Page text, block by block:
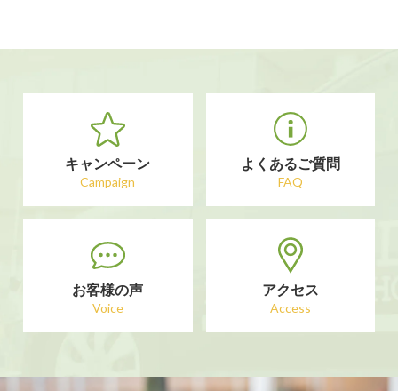
キャンペーン
Campaign
よくあるご質問
FAQ
お客様の声
Voice
アクセス
Access